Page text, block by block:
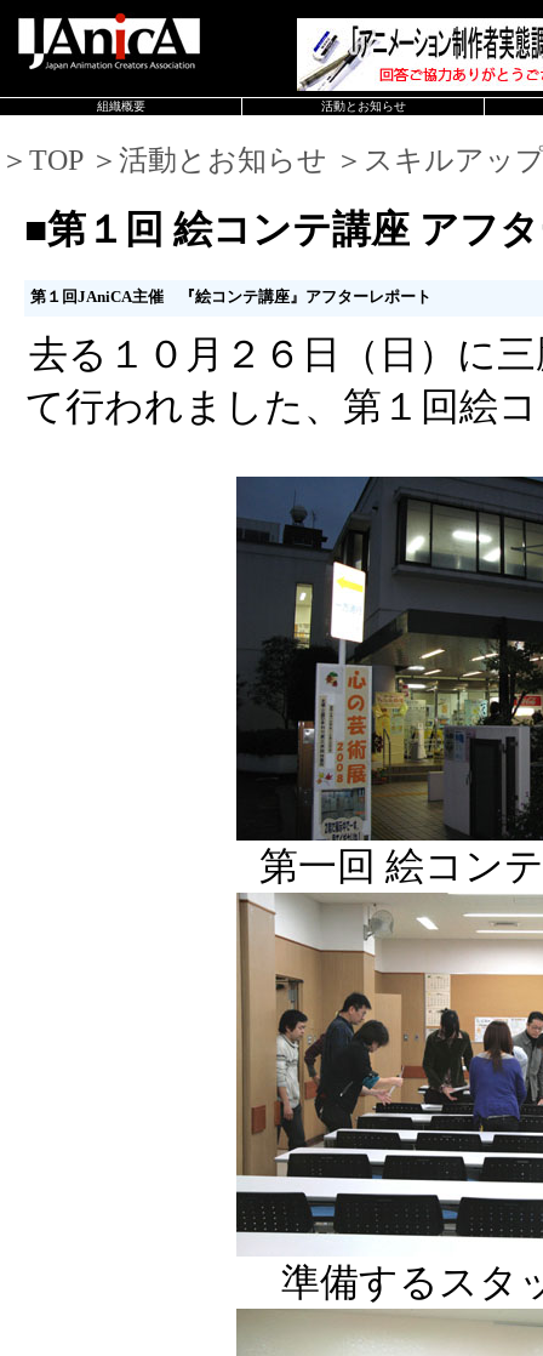
組織概要 活動とお知らせ
＞TOP ＞活動とお知らせ ＞スキルアッ
■第１回 絵コンテ講座 アフ
第１回JAniCA主催 『絵コンテ講座』アフターレポート
去る１０月２６日（日）に
て行われました、第１回絵
第一回 絵コン
準備するスタ